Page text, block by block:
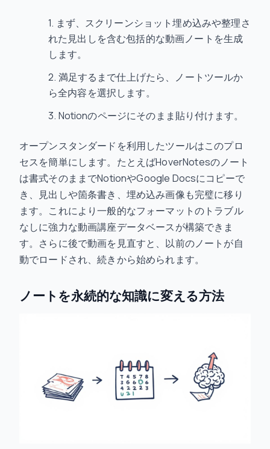
まず、スクリーンショット埋め込みや整理さ
れた見出しを含む包括的な動画ノートを生成
します。
満足するまで仕上げたら、ノートツールか
ら全内容を選択します。
Notionのページにそのまま貼り付けます。
オープンスタンダードを利用したツールはこのプロ
セスを簡単にします。たとえばHoverNotesのノート
は書式そのままでNotionやGoogle Docsにコピーで
き、見出しや箇条書き、埋め込み画像も完璧に移り
ます。これにより一般的なフォーマットのトラブル
なしに強力な動画講座データベースが構築できま
す。さらに後で動画を見直すと、以前のノートが自
動でロードされ、続きから始められます。
ノートを永続的な知識に変える方法